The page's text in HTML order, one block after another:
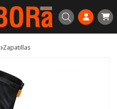
Buscar
zapatillas